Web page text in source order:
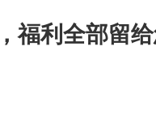
福利全部留给